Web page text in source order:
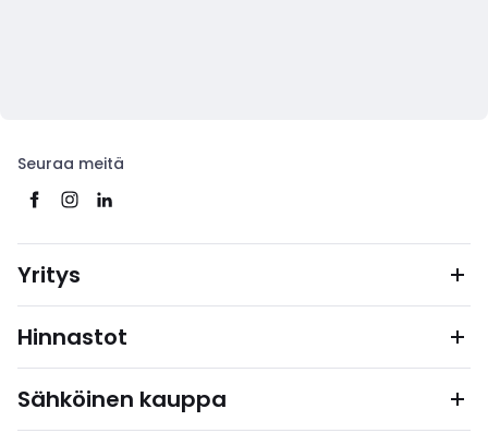
Seuraa meitä
Yritys
Hinnastot
Sähköinen kauppa